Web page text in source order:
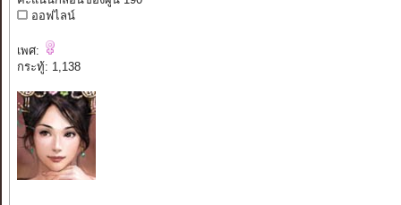
ออฟไลน์
เพศ:
กระทู้: 1,138